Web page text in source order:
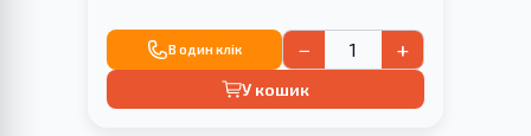
В один клік − +
У кошик